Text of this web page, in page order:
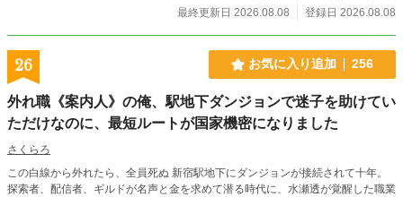
最終更新日 2026.08.08
登録日 2026.08.08
26 お気に入り追加 256
外れ職《案内人》の俺、駅地下ダンジョンで迷子を助けてい
ただけなのに、最短ルートが国家機密になりました
さくらろ
この白線から外れたら、全員死ぬ 新宿駅地下にダンジョンが接続されて十年。
探索者、配信者、ギルドが名声と金を求めて潜る時代に、水瀬透が覚醒した職業